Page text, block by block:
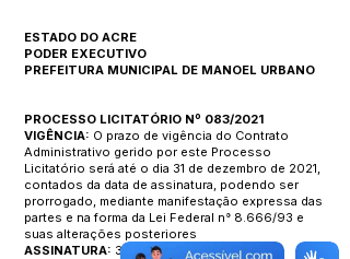
ESTADO DO ACRE
PODER EXECUTIVO
PREFEITURA MUNICIPAL DE MANOEL URBANO
PROCESSO LICITATÓRIO Nº 083/2021
VIGÊNCIA: O prazo de vigência do Contrato
Administrativo gerido por este Processo
Licitatório será até o dia 31 de dezembro de 2021,
contados da data de assinatura, podendo ser
prorrogado, mediante manifestação expressa das
partes e na forma da Lei Federal n° 8.666/93 e
suas alterações posteriores
ASSINATURA: 30 de novembro de 2021